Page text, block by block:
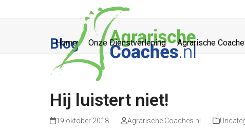
Home Onze Dienstverlening Agrarische
Blog
Hij luistert niet!
19 oktober 2018 Agrarische Coaches.nl